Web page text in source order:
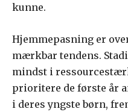
kunne.
Hjemmepasning er
mærkbar tendens.
mindst i
prioritere de første år
i deres yngste børn,